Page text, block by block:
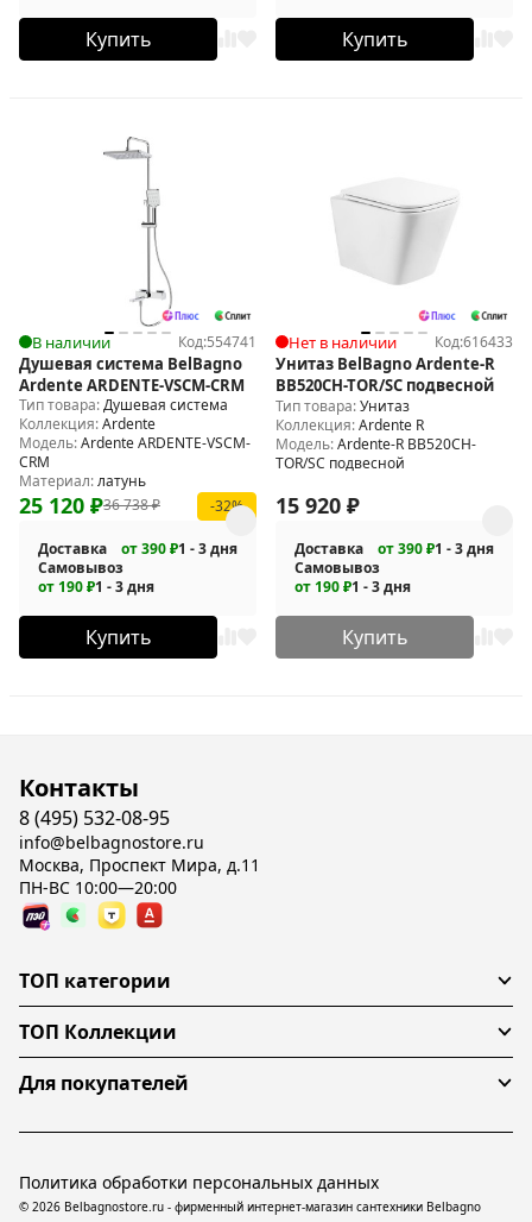
Купить Купить
В наличии Код:554741
Душевая система BelBagno
Ardente ARDENTE-VSCM-CRM
Тип товара:Душевая система
Коллекция:Ardente
Модель:Ardente ARDENTE-VSCM-
CRM
Материал:латунь
36 738₽
25 120 ₽ -32%
Доставка от 390 ₽1 - 3 дня
Самовывоз
от 190 ₽1 - 3 дня
Купить
Нет в наличии Код:616433
Унитаз BelBagno Ardente-R
BB520CH-TOR/SC подвесной
Тип товара:Унитаз
Коллекция:Ardente R
Модель:Ardente-R BB520CH-
TOR/SC подвесной
15 920 ₽
Доставка от 390 ₽1 - 3 дня
Самовывоз
от 190 ₽1 - 3 дня
Купить
Контакты
8 (495) 532-08-95
info@belbagnostore.ru
Москва, Проспект Мира, д.11
ПН-ВС 10:00—20:00
ТОП категории
ТОП Коллекции
Для покупателей
© 2026 Belbagnostore.ru - фирменный интернет-магазин сантехники Belbagno
Политика обработки персональных данных